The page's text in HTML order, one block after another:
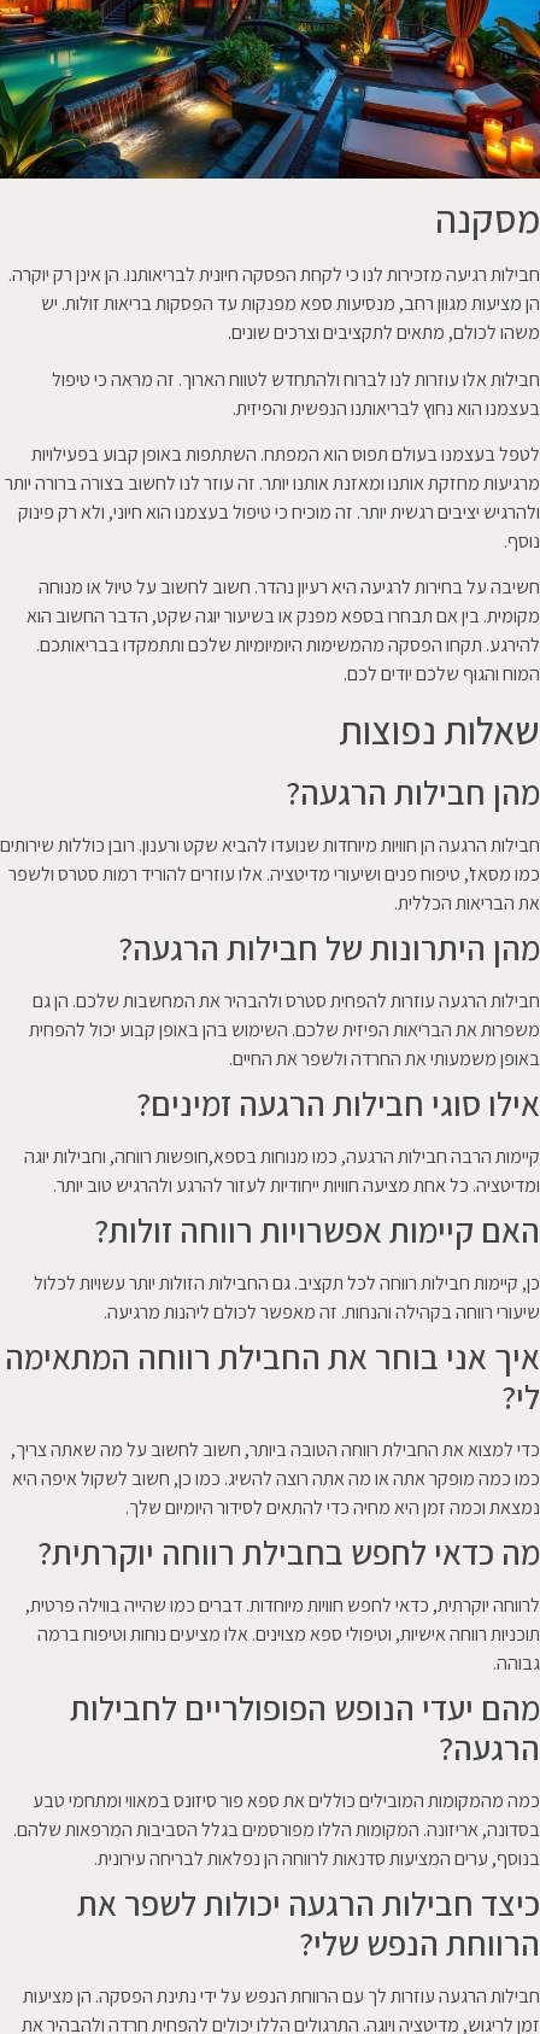
מסקנה
חבילות רגיעה מזכירות לנו כי לקחת הפסקה חיונית לבריאותנו. הן אינן רק יוקרה.
הן מציעות מגוון רחב, מנסיעות ספא מפנקות עד הפסקות בריאות זולות. יש
משהו לכולם, מתאים לתקציבים וצרכים שונים.
חבילות אלו עוזרות לנו לברוח ולהתחדש לטווח הארוך. זה מראה כי טיפול
בעצמנו הוא נחוץ לבריאותנו הנפשית והפיזית.
לטפל בעצמנו בעולם תפוס הוא המפתח. השתתפות באופן קבוע בפעילויות
מרגיעות מחזקת אותנו ומאזנת אותנו יותר. זה עוזר לנו לחשוב בצורה ברורה יותר
ולהרגיש יציבים רגשית יותר. זה מוכיח כי טיפול בעצמנו הוא חיוני, ולא רק פינוק
נוסף.
חשיבה על בחירות לרגיעה היא רעיון נהדר. חשוב לחשוב על טיול או מנוחה
מקומית. בין אם תבחרו בספא מפנק או בשיעור יוגה שקט, הדבר החשוב הוא
להירגע. תקחו הפסקה מהמשימות היומיומיות שלכם ותתמקדו בבריאותכם.
המוח והגוף שלכם יודים לכם.
שאלות נפוצות
מהן חבילות הרגעה?
חבילות הרגעה הן חוויות מיוחדות שנועדו להביא שקט ורענון. רובן כוללות שירותים
כמו מסאז', טיפוח פנים ושיעורי מדיטציה. אלו עוזרים להוריד רמות סטרס ולשפר
את הבריאות הכללית.
מהן היתרונות של חבילות הרגעה?
חבילות הרגעה עוזרות להפחית סטרס ולהבהיר את המחשבות שלכם. הן גם
משפרות את הבריאות הפיזית שלכם. השימוש בהן באופן קבוע יכול להפחית
באופן משמעותי את החרדה ולשפר את החיים.
אילו סוגי חבילות הרגעה זמינים?
קיימות הרבה חבילות הרגעה, כמו מנוחות בספא,חופשות רווחה, וחבילות יוגה
ומדיטציה. כל אחת מציעה חוויות ייחודיות לעזור להרגע ולהרגיש טוב יותר.
האם קיימות אפשרויות רווחה זולות?
כן, קיימות חבילות רווחה לכל תקציב. גם החבילות הזולות יותר עשויות לכלול
שיעורי רווחה בקהילה והנחות. זה מאפשר לכולם ליהנות מרגיעה.
איך אני בוחר את החבילת רווחה המתאימה
לי?
כדי למצוא את החבילת רווחה הטובה ביותר, חשוב לחשוב על מה שאתה צריך,
כמו כמה מופקר אתה או מה אתה רוצה להשיג. כמו כן, חשוב לשקול איפה היא
נמצאת וכמה זמן היא מחיה כדי להתאים לסידור היומיום שלך.
מה כדאי לחפש בחבילת רווחה יוקרתית?
לרווחה יוקרתית, כדאי לחפש חוויות מיוחדות. דברים כמו שהייה בווילה פרטית,
תוכניות רווחה אישיות, וטיפולי ספא מצוינים. אלו מציעים נוחות וטיפוח ברמה
גבוהה.
מהם יעדי הנופש הפופולריים לחבילות
הרגעה?
כמה מהמקומות המובילים כוללים את ספא פור סיזונס במאווי ומתחמי טבע
בסדונה, אריזונה. המקומות הללו מפורסמים בגלל הסביבות המרפאות שלהם.
בנוסף, ערים המציעות סדנאות לרווחה הן נפלאות לבריחה עירונית.
כיצד חבילות הרגעה יכולות לשפר את
הרווחת הנפש שלי?
חבילות הרגעה עוזרות לך עם הרווחת הנפש על ידי נתינת הפסקה. הן מציעות
זמן לריגוש, מדיטציה ויוגה. התרגולים הללו יכולים להפחית חרדה ולהבהיר את